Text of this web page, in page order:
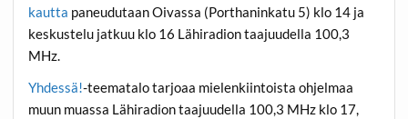
kautta paneudutaan Oivassa (Porthaninkatu 5) klo 14 ja
keskustelu jatkuu klo 16 Lähiradion taajuudella 100,3
MHz.
Yhdessä!-teematalo tarjoaa mielenkiintoista ohjelmaa
muun muassa Lähiradion taajuudella 100,3 MHz klo 17,